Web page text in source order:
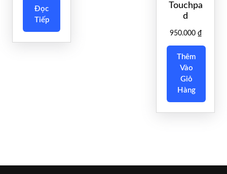
Đọc
Tiếp
Touchpa
d
950.000 ₫
Thêm
Vào
Giỏ
Hàng